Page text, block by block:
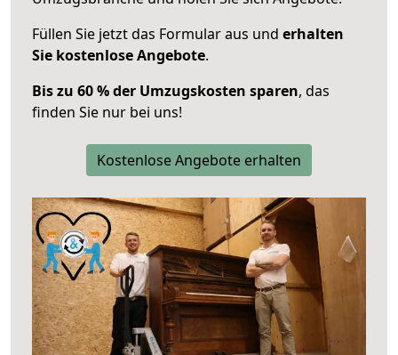
Füllen Sie jetzt das Formular aus und erhalten
Sie kostenlose Angebote.
Bis zu 60 % der Umzugskosten sparen, das
finden Sie nur bei uns!
Kostenlose Angebote erhalten